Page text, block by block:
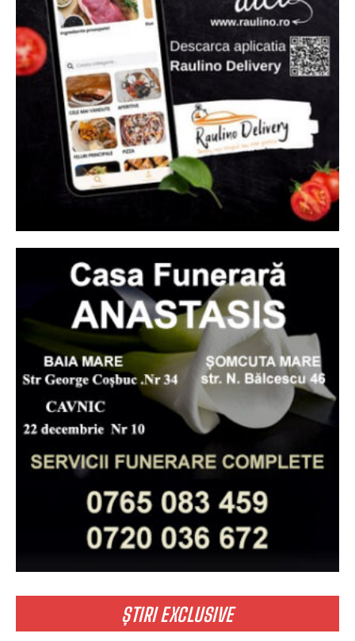
ȘTIRI EXCLUSIVE